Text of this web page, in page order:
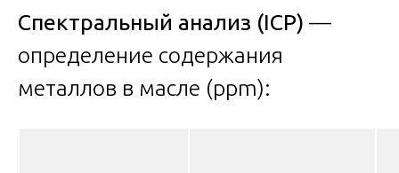
Спектральный анализ (ICP) —
определение содержания
металлов в масле (ppm):